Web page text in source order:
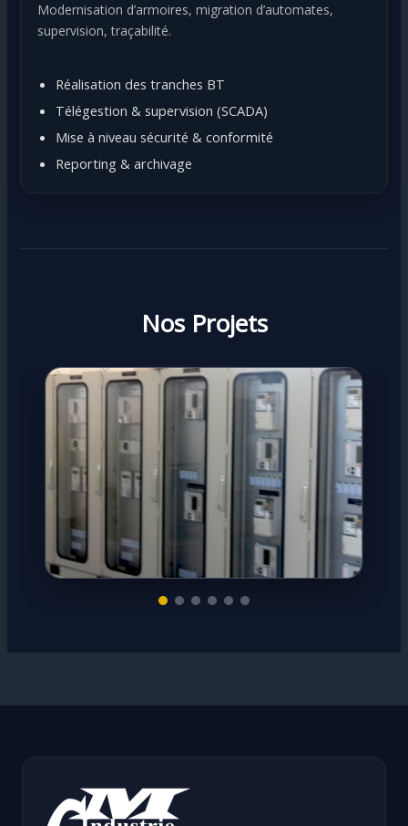
Modernisation d’armoires, migration d’automates,
supervision, traçabilité.
Réalisation des tranches BT
Télégestion & supervision (SCADA)
Mise à niveau sécurité & conformité
Reporting & archivage
Nos Projets